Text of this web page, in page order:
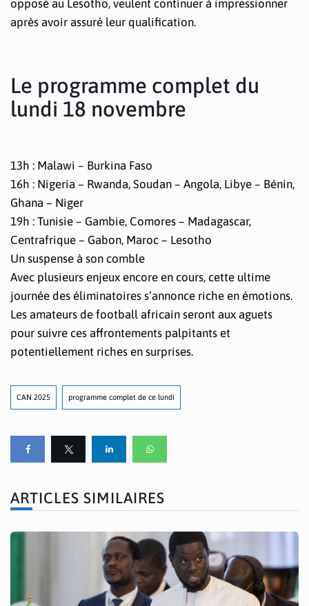
opposé au Lesotho, veulent continuer à impressionner
après avoir assuré leur qualification.
Le programme complet du
lundi 18 novembre
13h : Malawi – Burkina Faso
16h : Nigeria – Rwanda, Soudan – Angola, Libye – Bénin,
Ghana – Niger
19h : Tunisie – Gambie, Comores – Madagascar,
Centrafrique – Gabon, Maroc – Lesotho
Un suspense à son comble
Avec plusieurs enjeux encore en cours, cette ultime
journée des éliminatoires s’annonce riche en émotions.
Les amateurs de football africain seront aux aguets
pour suivre ces affrontements palpitants et
potentiellement riches en surprises.
CAN 2025 programme complet de ce lundi
ARTICLES SIMILAIRES